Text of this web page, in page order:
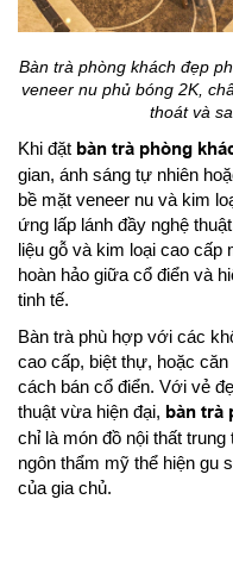
Bàn trà phòng khách đẹp
veneer nu phủ bóng 2K,
thoát và
Khi đặt bàn trà phòng
gian, ánh sáng tự nhiên
bề mặt veneer nu và kim
ứng lấp lánh đầy nghệ
liệu gỗ và kim loại cao cấp
hoàn hảo giữa cổ điển và
tinh tế.
Bàn trà phù hợp với các
cao cấp, biệt thự, hoặc
cách bán cổ điển. Với vẻ
thuật vừa hiện đại, bàn trà
chỉ là món đồ nội thất
ngôn thẩm mỹ thể hiện gu
của gia chủ.